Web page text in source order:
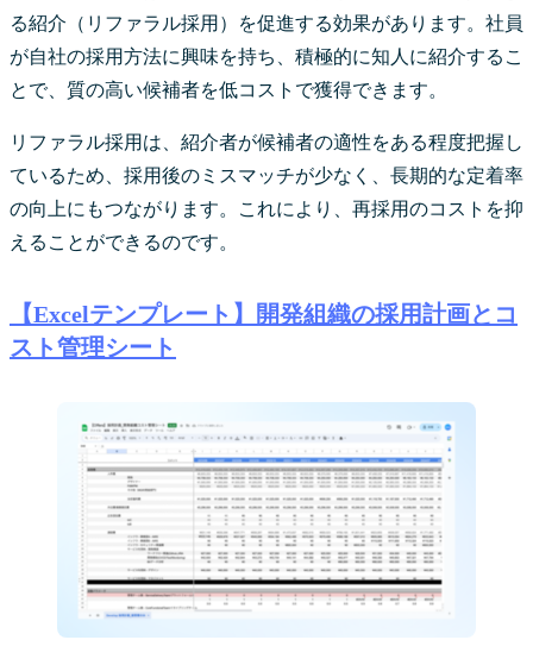
る紹介（リファラル採用）を促進する効果があります。社員
が自社の採用方法に興味を持ち、積極的に知人に紹介するこ
とで、質の高い候補者を低コストで獲得できます。
リファラル採用は、紹介者が候補者の適性をある程度把握し
ているため、採用後のミスマッチが少なく、長期的な定着率
の向上にもつながります。これにより、再採用のコストを抑
えることができるのです。
【Excelテンプレート】開発組織の採用計画とコ
スト管理シート